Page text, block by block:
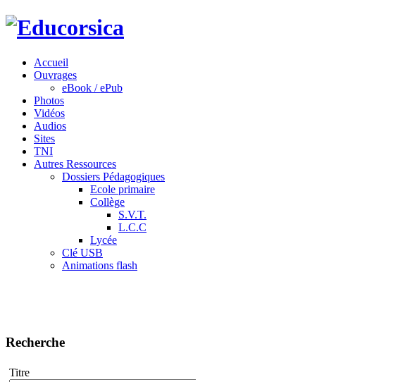
Accueil
Ouvrages
eBook / ePub
Photos
Vidéos
Audios
Sites
TNI
Autres Ressources
Dossiers Pédagogiques
Ecole primaire
Collège
S.V.T.
L.C.C
Lycée
Clé USB
Animations flash
Recherche
Titre